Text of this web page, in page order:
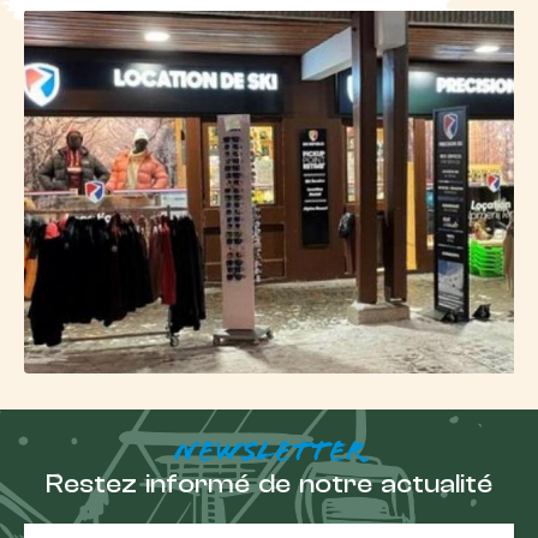
Profitez de promenades piétonnes le long de35 km
d'itinéraires balisés, découvrez les sensations
uniques des balades en chiens de traîneau, explorez
une grotte de glace accessible par le DMC des
Grandes Rousses, participez à des visites guidées,
divertissez-vous à la patinoire ou aux deux piscines,
ou encore accordez-vous des moments de
détente et de bien-être avec des massages, un
sauna et un bain à remous. L'ensoleillement
exceptionnel de l'Alpe d'Huez, qui offre jusqu'à 11
heures de soleil en avril, vient parfaire votre
expérience hivernale.
Profitez de vos
vacances de ski
freeride à l'Alpe
d'Huez
NEWSLETTER
Restez informé de notre actualité